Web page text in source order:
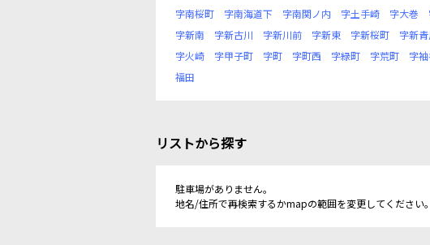
字南桜町
字南海道下 字南関ノ内 字土手崎 字大巻
字新南
字新古川 字新川前 字新東 字新桜町 字新
字火崎
字甲子町 字町 字町西 字緑町 字荒町 字
福田
リストから探す
駐車場がありません。
地名/住所で再検索するかmapの範囲を変更してください。